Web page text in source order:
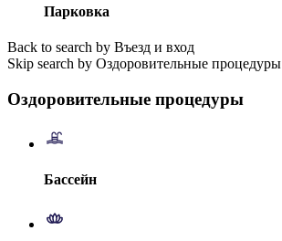
Парковка
Back to search by Въезд и вход
Skip search by Оздоровительные процедуры
Оздоровительные процедуры
Бассейн